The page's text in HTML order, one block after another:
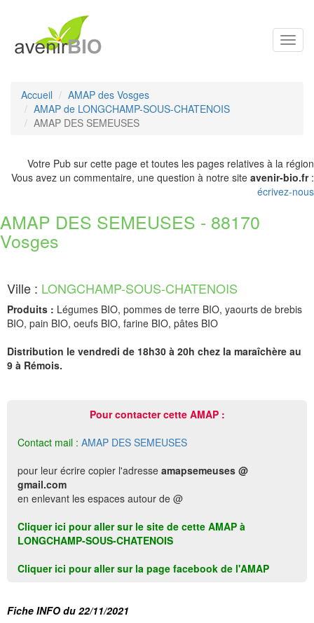
Accueil
AMAP des Vosges
AMAP de LONGCHAMP-SOUS-CHATENOIS
AMAP DES SEMEUSES
Votre Pub sur cette page et toutes les pages relatives à la région
Vous avez un commentaire, une question à notre site avenir-bio.fr:
écrivez-nous
AMAP DES SEMEUSES - 88170
Vosges
Ville : LONGCHAMP-SOUS-CHATENOIS
Produits : Légumes BIO, pommes de terre BIO, yaourts de brebis
BIO, pain BIO, oeufs BIO, farine BIO, pâtes BIO
Distribution le vendredi de 18h30 à 20h chez la maraîchère au
9 à Rémois.
Pour contacter cette AMAP :
Contact mail : AMAP DES SEMEUSES
pour leur écrire copier l'adresse amapsemeuses @
gmail.com
en enlevant les espaces autour de @
Cliquer ici pour aller sur le site de cette AMAP à
LONGCHAMP-SOUS-CHATENOIS
Cliquer ici pour aller sur la page facebook de l'AMAP
Fiche INFO du 22/11/2021